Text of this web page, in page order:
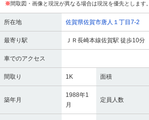
※間取図・画像と現況が異なる場合は現況を優先とします。
所在地 佐賀県佐賀市唐人１丁目7-2
最寄り駅 ＪＲ長崎本線佐賀駅 徒歩10分
車でのアクセス
間取り 1K 面積
築年月
1988年1
月
定員人数